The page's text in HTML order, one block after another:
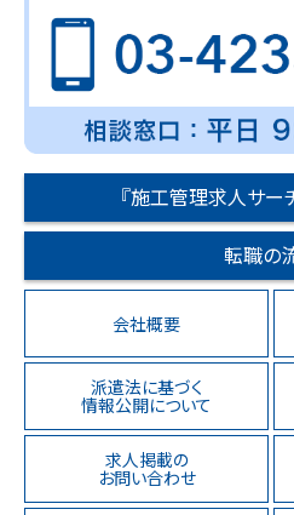
『施工管理求人サー
転職の
会社概要
派遣法に基づく
情報公開について
求人掲載の
お問い合わせ